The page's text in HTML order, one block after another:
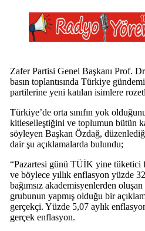
Zafer Partisi Genel Başkanı Prof.
basın toplantısında Türkiye
partilerine yeni katılan isimlere
Türkiye’de orta sınıfın yok
kitleselleştiğini ve toplumun bütün
söyleyen Başkan Özdağ,
dair şu açıklamalarda bulundu;
“Pazartesi günü TÜİK yine tüketici
ve böylece yıllık enflasyon yüzde
bağımsız akademisyenlerden
grubunun yapmış olduğu bir
gerçekçi. Yüzde 5,07 aylık
gerçek enflasyon.